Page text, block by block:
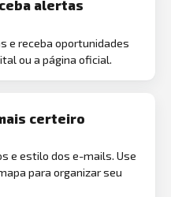
alertas
e receba oportunidades
ou a página oficial.
certeiro
e estilo dos e-mails. Use
para organizar seu